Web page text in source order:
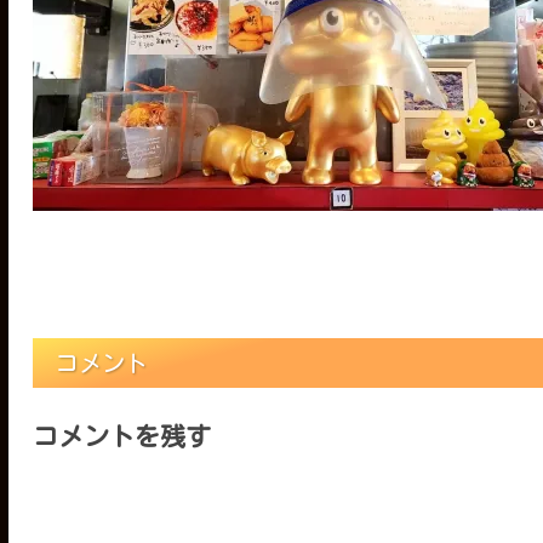
コメント
コメントを残す